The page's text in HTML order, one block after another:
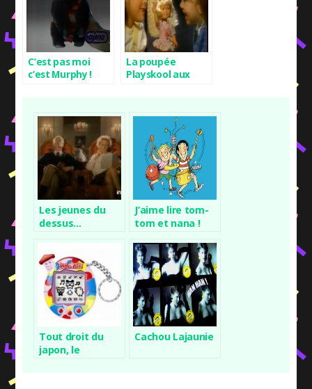
C’est pas moi
c’est Murphy !
La poupée
Playskool aux
Les jeunes du
dessus…
J’aime lire tom-
tom et nana !
Tout droit du
japon, le
Cachou Lajaunie